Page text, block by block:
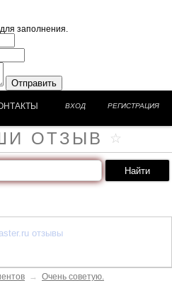
заполнения.
Отправить
ВХОД РЕГИСТРАЦИЯ
отзывы
→ Очень советую.